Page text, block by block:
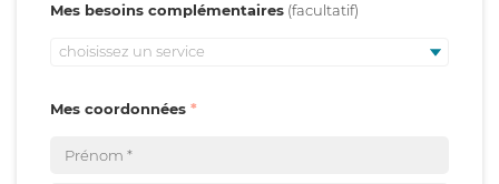
Mes besoins complémentaires
choisissez un service
Mes coordonnées